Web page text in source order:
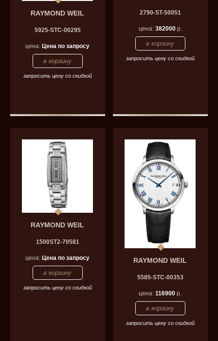
RAYMOND WEIL
5925-STC-00295
цена:Цена по запросу
запросить цену со скидкой
2790-ST-50051
цена: 382000р.
запросить цену со скидкой
RAYMOND WEIL
1500ST2-70581
цена:Цена по запросу
запросить цену со скидкой
RAYMOND WEIL
5585-STC-00353
цена:116900 р.
запросить цену со скидкой